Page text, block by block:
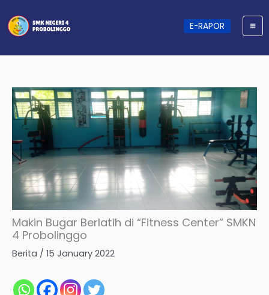
content
E-RAPOR
Makin Bugar Berlatih di “Fitness Center” SMKN
4 Probolinggo
Berita / 15 January 2022